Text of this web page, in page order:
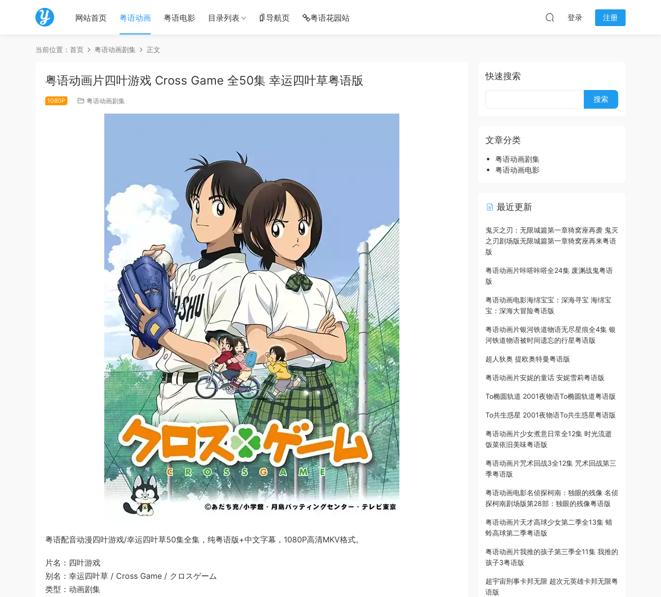
网站首页 粤语动画 粤语电影 目录列表 导航页 粤语花园站 登录 注册
当前位置： 首页 粤语动画剧集 正文
粤语动画片四叶游戏 Cross Game 全50集 幸运四叶草粤语版
1080P 粤语动画剧集
粤语配音动漫四叶游戏/幸运四叶草50集全集，纯粤语版+中文字幕，1080P高清MKV格式。
片名：四叶游戏
别名：幸运四叶草 / Cross Game / クロスゲーム
类型：动画剧集
快速搜索
文章分类
粤语动画剧集
粤语动画电影
最近更新
鬼灭之刃：无限城篇第一章猗窝座再袭 鬼灭
之刃剧场版无限城篇第一章猗窝座再来粤语
版
粤语动画片咔嗒咔嗒全24集 废渊战鬼粤语
版
粤语动画电影海绵宝宝：深海寻宝 海绵宝
宝：深海大冒险粤语版
粤语动画片银河铁道物语无尽星痕全4集 银
河铁道物语被时间遗忘的行星粤语版
超人狄奥 提欧奥特曼粤语版
粤语动画片安妮的童话 安妮雪莉粤语版
To椭圆轨道 2001夜物语To椭圆轨道粤语版
To共生惑星 2001夜物语To共生惑星粤语版
粤语动画片少女煮意日常全12集 时光流逝
饭菜依旧美味粤语版
粤语动画片咒术回战3全12集 咒术回战第三
季粤语版
粤语动画电影名侦探柯南：独眼的残像 名侦
探柯南剧场版第28部：独眼的残像粤语版
粤语动画片天才高球少女第二季全13集 蜻
蛉高球第二季粤语版
粤语动画片我推的孩子第三季全11集 我推的
孩子3粤语版
超宇宙刑事卡邦无限 超次元英雄卡邦无限粤
语版